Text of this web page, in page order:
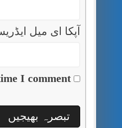
آپکا ای میل
I comment.